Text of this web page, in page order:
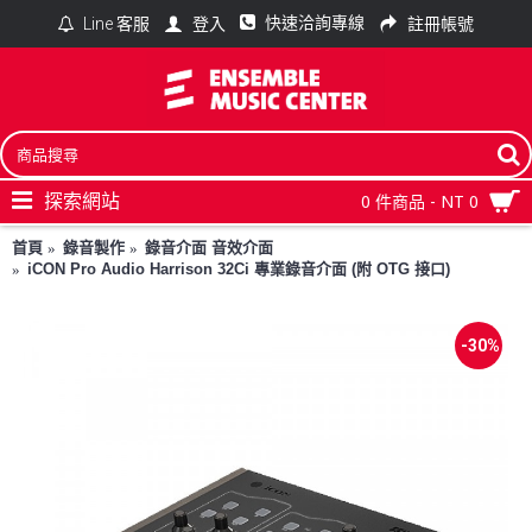
Line 客服 登入 快速洽詢專線 註冊帳號
0 件商品 - NT 0
探索網站
首頁 錄音製作
錄音介面 音效介面
iCON Pro Audio Harrison 32Ci 專業錄音介面 (附 OTG 接口)
-30%